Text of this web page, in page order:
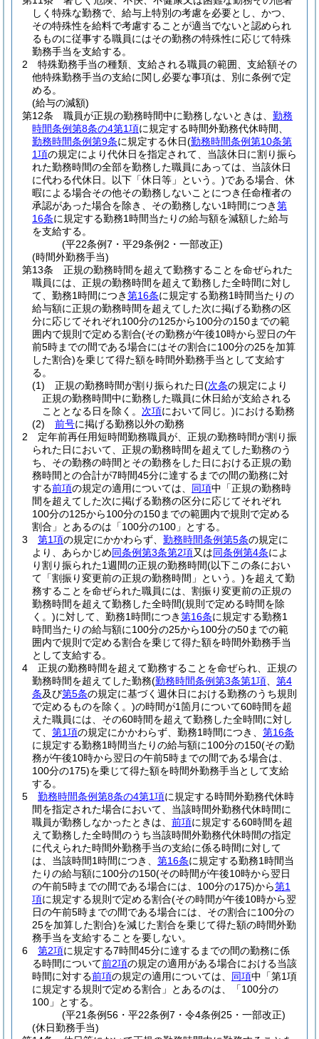
しく特殊な勤務で、給与上特別の考慮を必要とし、かつ、
その特殊性を給料で考慮することが適当でないと認められ
るものに従事する職員にはその勤務の特殊性に応じて特殊
勤務手当を支給する。
2
特殊勤務手当の種類、支給される職員の範囲、支給額その
他特殊勤務手当の支給に関し必要な事項は、別に条例で定
める。
(給与の減額)
第12条
職員が正規の勤務時間中に勤務しないときは、 勤務
時間条例第8条の4第1項に規定する時間外勤務代休時間、
勤務時間条例第9条に規定する休日(勤務時間条例第10条第
1項の規定により代休日を指定されて、当該休日に割り振ら
れた勤務時間の全部を勤務した職員にあっては、当該休日
に代わる代休日。以下「休日等」という。)である場合、休
暇による場合その他その勤務しないことにつき任命権者の
承認があった場合を除き、その勤務しない1時間につき第
16条に規定する勤務1時間当たりの給与額を減額した給与
を支給する。
(平22条例7・平29条例2・一部改正)
(時間外勤務手当)
第13条
正規の勤務時間を超えて勤務することを命ぜられた
職員には、正規の勤務時間を超えて勤務した全時間に対し
て、勤務1時間につき第16条に規定する勤務1時間当たりの
給与額に正規の勤務時間を超えてした次に掲げる勤務の区
分に応じてそれぞれ100分の125から100分の150までの範
囲内で規則で定める割合(その勤務が午後10時から翌日の午
前5時までの間である場合にはその割合に100分の25を加算
した割合)を乗じて得た額を時間外勤務手当として支給す
る。
(1)
正規の勤務時間が割り振られた日(次条の規定により
正規の勤務時間中に勤務した職員に休日給が支給される
こととなる日を除く。 次項において同じ。)における勤務
(2)
前号に掲げる勤務以外の勤務
2
定年前再任用短時間勤務職員が、正規の勤務時間が割り振
られた日において、正規の勤務時間を超えてした勤務のう
ち、その勤務の時間とその勤務をした日における正規の勤
務時間との合計が7時間45分に達するまでの間の勤務に対
する前項の規定の適用については、 同項中「正規の勤務時
間を超えてした次に掲げる勤務の区分に応じてそれぞれ
100分の125から100分の150までの範囲内で規則で定める
割合」とあるのは「100分の100」とする。
3
第1項の規定にかかわらず、 勤務時間条例第5条の規定に
より、あらかじめ同条例第3条第2項又は同条例第4条によ
り割り振られた1週間の正規の勤務時間(以下この条におい
て「割振り変更前の正規の勤務時間」という。)を超えて勤
務することを命ぜられた職員には、割振り変更前の正規の
勤務時間を超えて勤務した全時間(規則で定める時間を除
く。)に対して、勤務1時間につき第16条に規定する勤務1
時間当たりの給与額に100分の25から100分の50までの範
囲内で規則で定める割合を乗じて得た額を時間外勤務手当
として支給する。
4
正規の勤務時間を超えて勤務することを命ぜられ、正規の
勤務時間を超えてした勤務(勤務時間条例第3条第1項
第4
条及び第5条の規定に基づく週休日における勤務のうち規則
で定めるものを除く。)の時間が1箇月について60時間を超
えた職員には、その60時間を超えて勤務した全時間に対し
て、 第1項の規定にかかわらず、勤務1時間につき、 第16条
に規定する勤務1時間当たりの給与額に100分の150(その勤
務が午後10時から翌日の午前5時までの間である場合は、
100分の175)を乗じて得た額を時間外勤務手当として支給
する。
5
勤務時間条例第8条の4第1項に規定する時間外勤務代休時
間を指定された場合において、当該時間外勤務代休時間に
職員が勤務しなかったときは、 前項に規定する60時間を超
えて勤務した全時間のうち当該時間外勤務代休時間の指定
に代えられた時間外勤務手当の支給に係る時間に対して
は、当該時間1時間につき、 第16条に規定する勤務1時間当
たりの給与額に100分の150(その時間が午後10時から翌日
の午前5時までの間である場合には、100分の175)から第1
項に規定する規則で定める割合(その時間が午後10時から翌
日の午前5時までの間である場合には、その割合に100分の
25を加算した割合)を減じた割合を乗じて得た額の時間外勤
務手当を支給することを要しない。
6
第2項に規定する7時間45分に達するまでの間の勤務に係
る時間について前2項の規定の適用がある場合における当該
時間に対する前項の規定の適用については、 同項中「第1項
に規定する規則で定める割合」とあるのは、「100分の
100」とする。
(平21条例56・平22条例7・令4条例25・一部改正)
(休日勤務手当)